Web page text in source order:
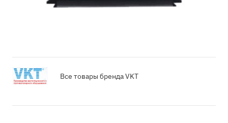
Все товары бренда VKT